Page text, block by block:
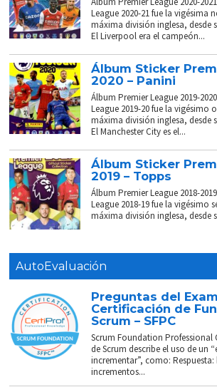
League 2020-21 fue la vigésima
máxima división inglesa, desde
El Liverpool era el campeón...
Álbum Sticker
2020 – Panini
Álbum Premier League 2019-
League 2019-20 fue la vigésimo
máxima división inglesa, desde
El Manchester City es el...
Álbum Sticker
2019 – Topps
Álbum Premier League 2018-
League 2018-19 fue la vigésimo
máxima división inglesa, desde
AutoEvaluación
Preguntas del
Certificación de
Scrum – SFPC
Scrum Foundation Professional
de Scrum describe el uso de un
incrementar”, como: Respuesta:
incrementos...